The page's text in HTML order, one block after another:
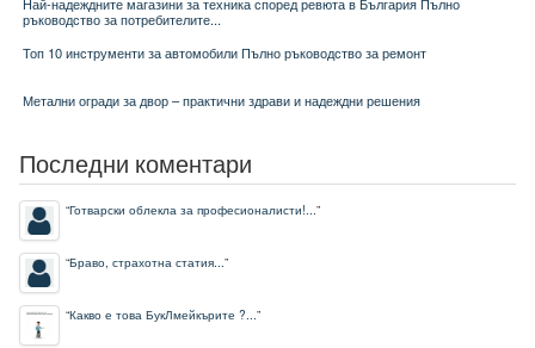
ръководство за потребителите...
Топ 10 инструменти за автомобили Пълно ръководство за ремонт
Метални огради за двор – практични здрави и надеждни решения
Последни коментари
“Готварски облекла за професионалисти!...”
“Браво, страхотна статия...”
“Какво е това БукЛмейкърите ?...”